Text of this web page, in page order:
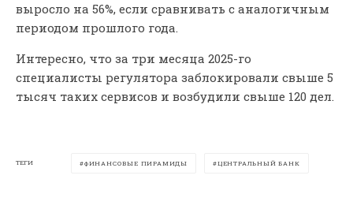
выросло на 56%, если сравнивать с аналогичным
периодом прошлого года.
Интересно, что за три месяца 2025-го
специалисты регулятора заблокировали свыше 5
тысяч таких сервисов и возбудили свыше 120 дел.
ТЕГИ ФИНАНСОВЫЕ ПИРАМИДЫ ЦЕНТРАЛЬНЫЙ БАНК